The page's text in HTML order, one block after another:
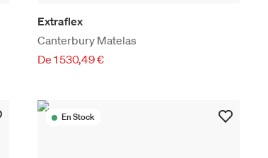
Extraflex
Canterbury Matelas
De 1 530,49 €
En Stock